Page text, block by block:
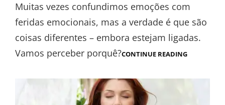
Muitas vezes confundimos emoções com
feridas emocionais, mas a verdade é que são
coisas diferentes – embora estejam ligadas.
Vamos perceber porquê?CONTINUE READING